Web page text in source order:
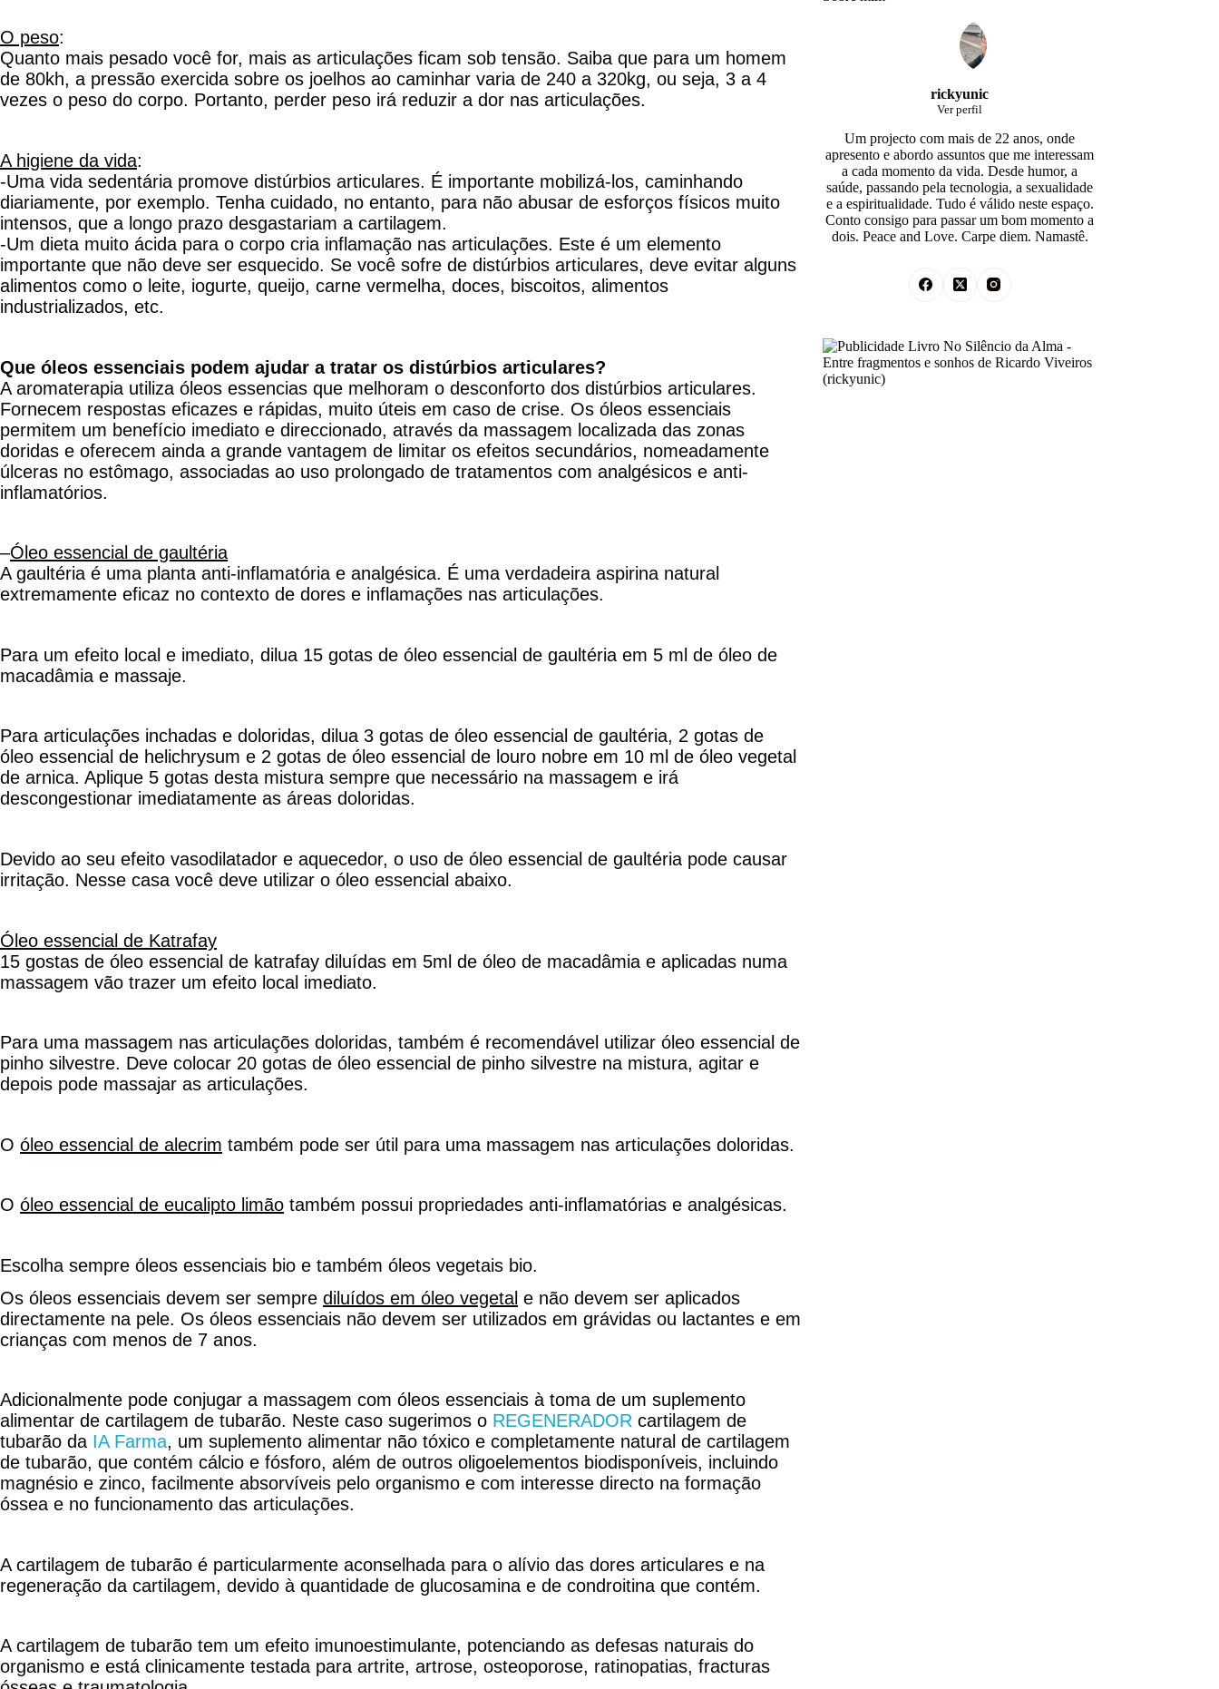
O peso:
Quanto mais pesado você for, mais as articulações ficam sob tensão. Saiba que para um homem
de 80kh, a pressão exercida sobre os joelhos ao caminhar varia de 240 a 320kg, ou seja, 3 a 4
vezes o peso do corpo. Portanto, perder peso irá reduzir a dor nas articulações.
A higiene da vida:
-Uma vida sedentária promove distúrbios articulares. É importante mobilizá-los, caminhando
diariamente, por exemplo. Tenha cuidado, no entanto, para não abusar de esforços físicos muito
intensos, que a longo prazo desgastariam a cartilagem.
-Um dieta muito ácida para o corpo cria inflamação nas articulações. Este é um elemento
importante que não deve ser esquecido. Se você sofre de distúrbios articulares, deve evitar alguns
alimentos como o leite, iogurte, queijo, carne vermelha, doces, biscoitos, alimentos
industrializados, etc.
Que óleos essenciais podem ajudar a tratar os distúrbios articulares?
A aromaterapia utiliza óleos essencias que melhoram o desconforto dos distúrbios articulares.
Fornecem respostas eficazes e rápidas, muito úteis em caso de crise. Os óleos essenciais
permitem um benefício imediato e direccionado, através da massagem localizada das zonas
doridas e oferecem ainda a grande vantagem de limitar os efeitos secundários, nomeadamente
úlceras no estômago, associadas ao uso prolongado de tratamentos com analgésicos e anti-
inflamatórios.
–Óleo essencial de gaultéria
A gaultéria é uma planta anti-inflamatória e analgésica. É uma verdadeira aspirina natural
extremamente eficaz no contexto de dores e inflamações nas articulações.
Para um efeito local e imediato, dilua 15 gotas de óleo essencial de gaultéria em 5 ml de óleo de
macadâmia e massaje.
Para articulações inchadas e doloridas, dilua 3 gotas de óleo essencial de gaultéria, 2 gotas de
óleo essencial de helichrysum e 2 gotas de óleo essencial de louro nobre em 10 ml de óleo vegetal
de arnica. Aplique 5 gotas desta mistura sempre que necessário na massagem e irá
descongestionar imediatamente as áreas doloridas.
Devido ao seu efeito vasodilatador e aquecedor, o uso de óleo essencial de gaultéria pode causar
irritação. Nesse casa você deve utilizar o óleo essencial abaixo.
Óleo essencial de Katrafay
15 gostas de óleo essencial de katrafay diluídas em 5ml de óleo de macadâmia e aplicadas numa
massagem vão trazer um efeito local imediato.
Para uma massagem nas articulações doloridas, também é recomendável utilizar óleo essencial de
pinho silvestre. Deve colocar 20 gotas de óleo essencial de pinho silvestre na mistura, agitar e
depois pode massajar as articulações.
O óleo essencial de alecrim também pode ser útil para uma massagem nas articulações doloridas.
O óleo essencial de eucalipto limão também possui propriedades anti-inflamatórias e analgésicas.
Escolha sempre óleos essenciais bio e também óleos vegetais bio.
Os óleos essenciais devem ser sempre diluídos em óleo vegetal e não devem ser aplicados
directamente na pele. Os óleos essenciais não devem ser utilizados em grávidas ou lactantes e em
crianças com menos de 7 anos.
Adicionalmente pode conjugar a massagem com óleos essenciais à toma de um suplemento
alimentar de cartilagem de tubarão. Neste caso sugerimos o REGENERADOR cartilagem de
tubarão da IA Farma, um suplemento alimentar não tóxico e completamente natural de cartilagem
de tubarão, que contém cálcio e fósforo, além de outros oligoelementos biodisponíveis, incluindo
magnésio e zinco, facilmente absorvíveis pelo organismo e com interesse directo na formação
óssea e no funcionamento das articulações.
A cartilagem de tubarão é particularmente aconselhada para o alívio das dores articulares e na
regeneração da cartilagem, devido à quantidade de glucosamina e de condroitina que contém.
A cartilagem de tubarão tem um efeito imunoestimulante, potenciando as defesas naturais do
organismo e está clinicamente testada para artrite, artrose, osteoporose, ratinopatias, fracturas
rickyunic
Ver perfil
Um projecto com mais de 22 anos, onde
apresento e abordo assuntos que me interessam
a cada momento da vida. Desde humor, a
saúde, passando pela tecnologia, a sexualidade
e a espiritualidade. Tudo é válido neste espaço.
Conto consigo para passar um bom momento a
dois. Peace and Love. Carpe diem. Namastê.